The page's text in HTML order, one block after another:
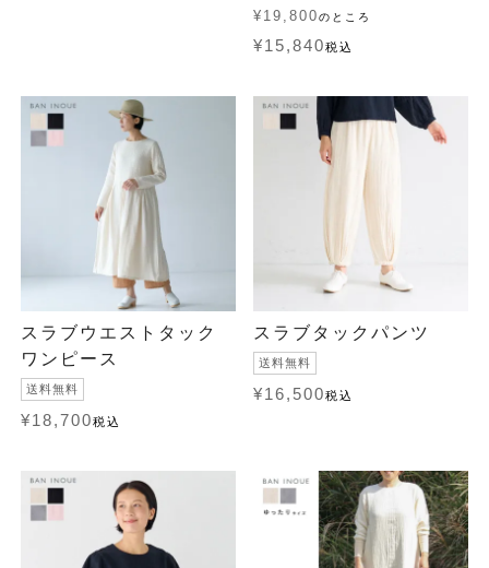
¥ 19,800のところ
¥15,840税込
スラブウエストタック
ワンピース
送料無料
¥18,700税込
スラブタックパンツ
送料無料
¥16,500税込